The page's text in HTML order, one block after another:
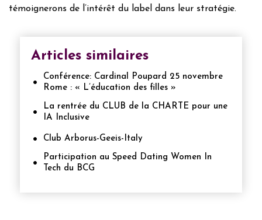
témoignerons de l’intérêt du label dans leur stratégie.
Articles similaires
Conférence: Cardinal Poupard 25 novembre
Rome : « L’éducation des filles »
La rentrée du CLUB de la CHARTE pour une
IA Inclusive
Club Arborus-Geeis-Italy
Participation au Speed Dating Women In
Tech du BCG